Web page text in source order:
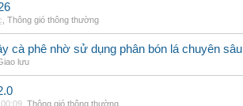
Thông gió thông thường
cà phê nhờ sử dụng phân bón lá chuyên sâu
lưu
Thông gió thông thường